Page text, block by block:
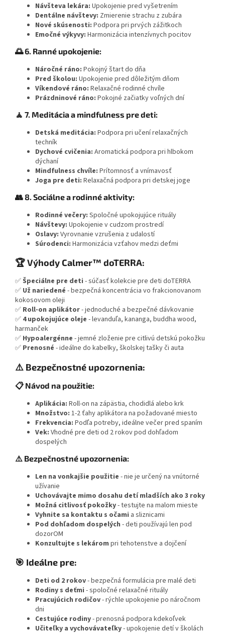
Návšteva lekára: Upokojenie pred vyšetrením
Dentálne návštevy: Zmierenie strachu z zubára
Nové skúsenosti: Podpora pri prvých zážitkoch
Emočné výkyvy: Harmonizácia intenzívnych pocitov
🌅 6. Ranné upokojenie:
Náročné ráno: Pokojný štart do dňa
Pred školou: Upokojenie pred dôležitým dňom
Víkendové ráno: Relaxačné rodinné chvíle
Prázdninové ráno: Pokojné začiatky voľných dní
🧘 7. Meditácia a mindfulness pre deti:
Detská meditácia: Podpora pri učení relaxačných
techník
Dychové cvičenia: Aromatická podpora pri hlbokom
dýchaní
Mindfulness chvíle: Prítomnosť a vnímavosť
Joga pre deti: Relaxačná podpora pri detskej joge
👥 8. Sociálne a rodinné aktivity:
Rodinné večery: Spoločné upokojujúce rituály
Návštevy: Upokojenie v cudzom prostredí
Oslavy: Vyrovnanie vzrušenia z udalostí
Súrodenci: Harmonizácia vzťahov medzi deťmi
🏆 Výhody Calmer™ doTERRA:
✅Špeciálne pre deti - súčasť kolekcie pre deti doTERRA
✅ Už nariedené - bezpečná koncentrácia vo frakcionovanom
kokosovom oleji
✅ Roll-on aplikátor- jednoduché a bezpečné dávkovanie
✅ 4 upokojujúce oleje - levanduľa, kananga, buddha wood,
harmanček
✅ Hypoalergénne - jemné zloženie pre citlivú detskú pokožku
✅ Prenosné - ideálne do kabelky, školskej tašky či auta
⚠️ Bezpečnostné upozornenia:
📋 Návod na použitie:
Aplikácia: Roll-on na zápästia, chodidlá alebo krk
Množstvo: 1-2 ťahy aplikátora na požadované miesto
Frekvencia: Podľa potreby, ideálne večer pred spaním
Vek: Vhodné pre deti od 2 rokov pod dohľadom
dospelých
⚠️ Bezpečnostné upozornenia:
Len na vonkajšie použitie - nie je určený na vnútorné
užívanie
Uchovávajte mimo dosahu detí mladších ako 3 roky
Možná citlivosť pokožky- testujte na malom mieste
Vyhnite sa kontaktu s očami a sliznicami
Pod dohľadom dospelých - deti používajú len pod
dozorOM
Konzultujte s lekárom pri tehotenstve a dojčení
🎯 Ideálne pre:
Deti od 2 rokov- bezpečná formulácia pre malé deti
Rodiny s deťmi - spoločné relaxačné rituály
Pracujúcich rodičov- rýchle upokojenie po náročnom
dni
Cestujúce rodiny- prenosná podpora kdekoľvek
Učiteľky a vychovávateľky- upokojenie detí v školách